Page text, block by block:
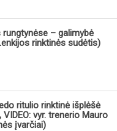
– galimybė
rinktinės sudėtis)
ritulio rinktinė išplėšė
vyr. trenerio Mauro
įvarčiai)